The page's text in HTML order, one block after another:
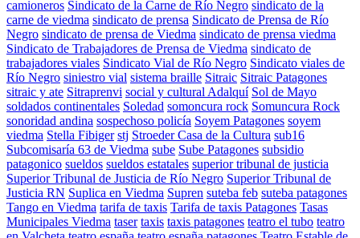
camioneros Sindicato de la Carne de Río Negro sindicato de la
carne de viedma sindicato de prensa Sindicato de Prensa de Río
Negro sindicato de prensa de Viedma sindicato de prensa viedma
Sindicato de Trabajadores de Prensa de Viedma sindicato de
trabajadores viales Sindicato Vial de Río Negro Sindicato viales de
Río Negro siniestro vial sistema braille Sitraic Sitraic Patagones
sitraic y ate Sitraprenvi social y cultural Adalquí Sol de Mayo
soldados continentales Soledad somoncura rock Somuncura Rock
sonoridad andina sospechoso policía Soyem Patagones soyem
viedma Stella Fibiger stj Stroeder Casa de la Cultura sub16
Subcomisaría 63 de Viedma sube Sube Patagones subsidio
patagonico sueldos sueldos estatales superior tribunal de justicia
Superior Tribunal de Justicia de Río Negro Superior Tribunal de
Justicia RN Suplica en Viedma Supren suteba feb suteba patagones
Tango en Viedma tarifa de taxis Tarifa de taxis Patagones Tasas
Municipales Viedma taser taxis taxis patagones teatro el tubo teatro